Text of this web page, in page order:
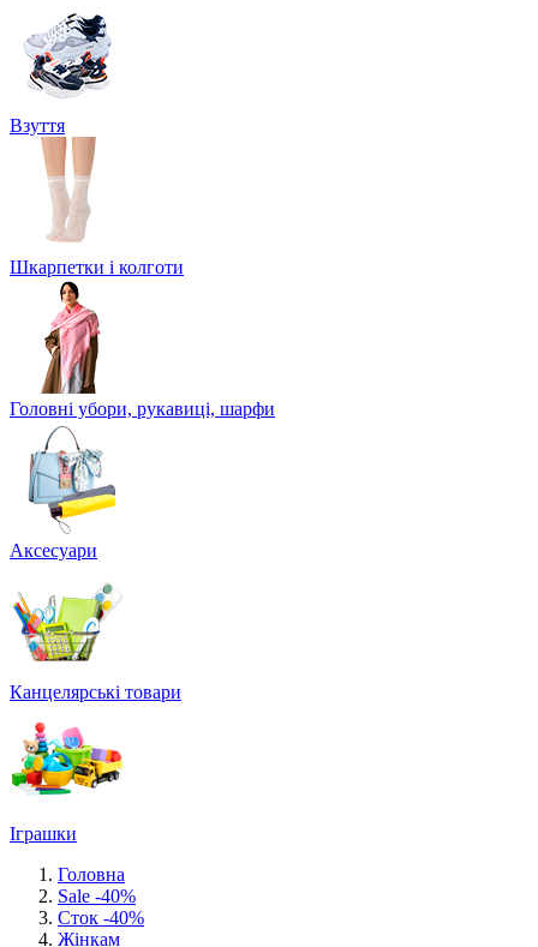
Взуття
Шкарпетки і колготи
Головні убори, рукавиці, шарфи
Аксесуари
Канцелярські товари
Іграшки
Головна
Sale -40%
Сток -40%
Жінкам